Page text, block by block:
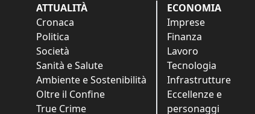
ATTUALITÀ
Cronaca
Politica
Società
Sanità e Salute
Ambiente e Sostenibilità
Oltre il Confine
True Crime
ECONOMIA
Imprese
Finanza
Lavoro
Tecnologia
Infrastrutture
Eccellenze e
personaggi